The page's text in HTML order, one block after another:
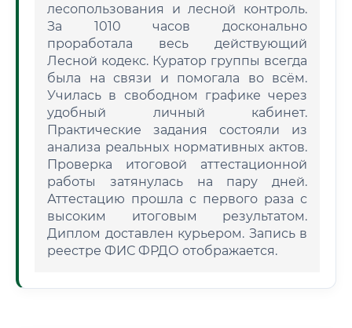
лесопользования и лесной контроль.
За 1010 часов досконально
проработала весь действующий
Лесной кодекс. Куратор группы всегда
была на связи и помогала во всём.
Училась в свободном графике через
удобный личный кабинет.
Практические задания состояли из
анализа реальных нормативных актов.
Проверка итоговой аттестационной
работы затянулась на пару дней.
Аттестацию прошла с первого раза с
высоким итоговым результатом.
Диплом доставлен курьером. Запись в
реестре ФИС ФРДО отображается.